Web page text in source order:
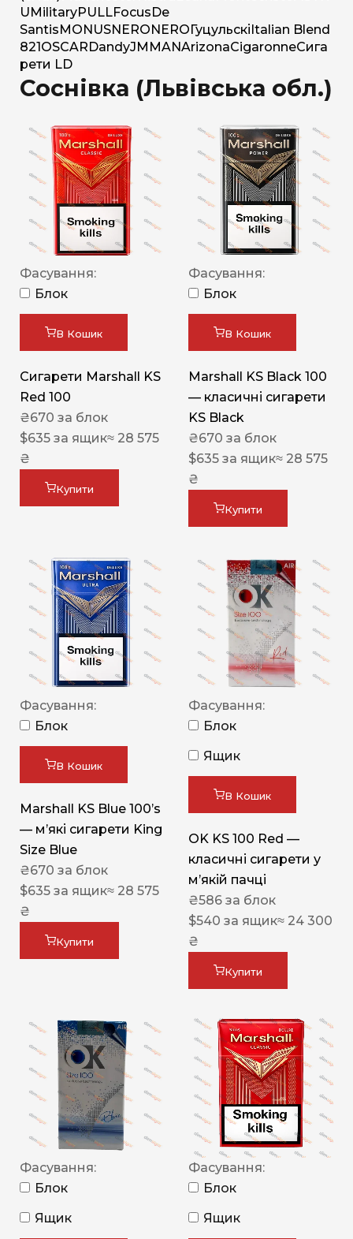
U MilitaryPULLFocus De
Santis MONUSNERO NERO Гуцульскі Italian Blend
821 OSCAR DandyJM MANArizonaCigaronneСига
рети LD
Соснівка (Львівська обл.)
Фасування:
Блок
В Кошик
Сигарети Marshall KS
Red 100
₴670 за блок
$635 за ящик≈ 28 575
₴
Купити
Фасування:
Блок
В Кошик
Marshall KS Black 100
— класичні сигарети
KS Black
₴670 за блок
$635 за ящик≈ 28 575
₴
Купити
Фасування:
Блок
В Кошик
Marshall KS Blue 100’s
— м’які сигарети King
Size Blue
₴670 за блок
$635 за ящик≈ 28 575
₴
Купити
Фасування:
Блок
Ящик
В Кошик
OK KS 100 Red —
класичні сигарети у
м’якій пачці
₴586 за блок
$540 за ящик≈ 24 300
₴
Купити
Фасування:
Блок
Ящик
Фасування:
Блок
Ящик